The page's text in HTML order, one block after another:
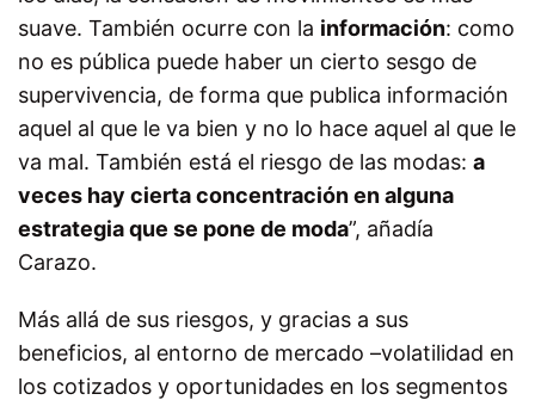
suave. También ocurre con la información: como
no es pública puede haber un cierto sesgo de
supervivencia, de forma que publica información
aquel al que le va bien y no lo hace aquel al que le
va mal. También está el riesgo de las modas: a
veces hay cierta concentración en alguna
estrategia que se pone de moda”, añadía
Carazo.
Más allá de sus riesgos, y gracias a sus
beneficios, al entorno de mercado –volatilidad en
los cotizados y oportunidades en los segmentos